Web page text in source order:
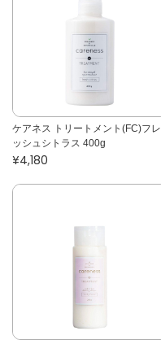
ケアネス トリートメント(FC)フレ
ッシュシトラス 400g
¥4,180